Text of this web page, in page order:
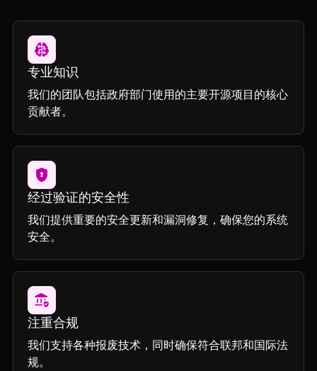
专业知识
我们的团队包括政府部门使用的主要开源项目的核心
贡献者。
经过验证的安全性
我们提供重要的安全更新和漏洞修复，确保您的系统
安全。
注重合规
我们支持各种报废技术，同时确保符合联邦和国际法
规。